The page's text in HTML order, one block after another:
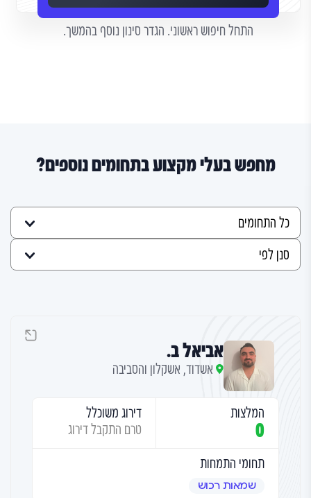
התחל חיפוש ראשוני. הגדר סינון נוסף בהמשך.
מחפש בעלי מקצוע בתחומים נוספים?
אביאל ב.
אשדוד, אשקלון והסביבה
המלצות
0
דירוג משוכלל
טרם התקבל דירוג
תחומי התמחות
שמאות רכוש